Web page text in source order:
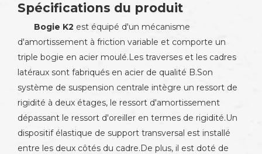
Spécifications du produit
Bogie K2 est équipé d'un mécanisme
d'amortissement à friction variable et comporte un
triple bogie en acier moulé.Les traverses et les cadres
latéraux sont fabriqués en acier de qualité B.Son
système de suspension centrale intègre un ressort de
rigidité à deux étages, le ressort d'amortissement
dépassant le ressort d'oreiller en termes de rigidité.Un
dispositif élastique de support transversal est installé
entre les deux côtés du cadre.De plus, il est doté de